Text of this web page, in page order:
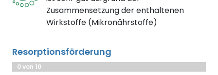
Zusammensetzung der enthaltenen
Wirkstoffe (Mikronährstoffe)
Resorptionsförderung
0 von 10